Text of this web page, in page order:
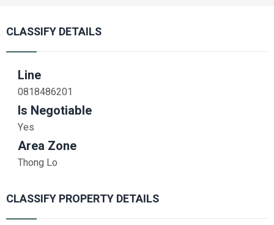
CLASSIFY DETAILS
Line
0818486201
Is Negotiable
Yes
Area Zone
Thong Lo
CLASSIFY PROPERTY DETAILS